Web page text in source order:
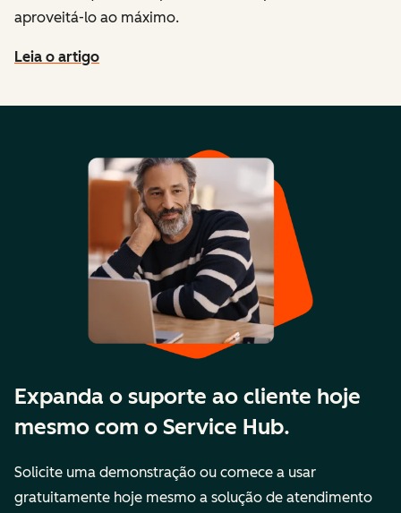
aproveitá-lo ao máximo.
Leia o artigo
Expanda o suporte ao cliente hoje
mesmo com o Service Hub.
Solicite uma demonstração ou comece a usar
gratuitamente hoje mesmo a solução de atendimento